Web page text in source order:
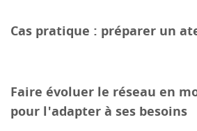
Cas pratique : préparer un
Faire évoluer le réseau en
pour l'adapter à ses besoins